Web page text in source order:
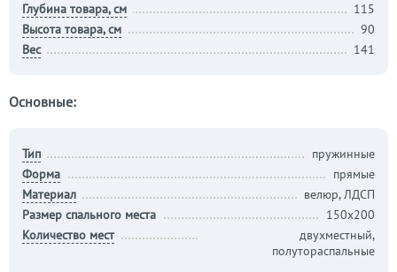
Глубина товара, см
115
Высота товара, см
90
Вес
141
Основные:
Тип
пружинные
Форма
прямые
Материал
велюр, ЛДСП
Размер спального места
150х200
Количество мест
двухместный,
полутораспальные